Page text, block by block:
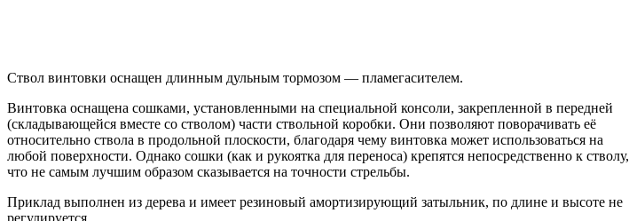
Ствол винтовки оснащен длинным дульным тормозом — пламегасителем.
Винтовка оснащена сошками, установленными на специальной консоли, закрепленной в передней
(складывающейся вместе со стволом) части ствольной коробки. Они позволяют поворачивать её
относительно ствола в продольной плоскости, благодаря чему винтовка может использоваться на
любой поверхности. Однако сошки (как и рукоятка для переноса) крепятся непосредственно к стволу,
что не самым лучшим образом сказывается на точности стрельбы.
Приклад выполнен из дерева и имеет резиновый амортизирующий затыльник, по длине и высоте не
регулируется.